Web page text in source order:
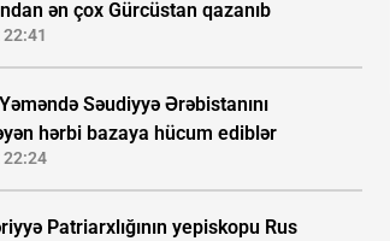
ən çox Gürcüstan qazanıb
Səudiyyə Ərəbistanını
hərbi bazaya hücum ediblər
22:24
Patriarxlığının yepiskopu Rus